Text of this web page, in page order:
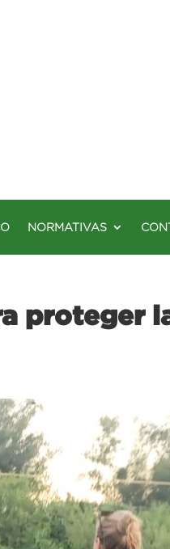
NORMATIVAS
proteger